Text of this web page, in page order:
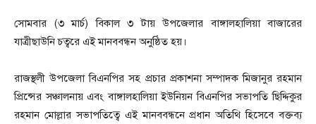
সোমবার (৩ মার্চ) বিকাল ৩ টায় উপজেলার বাঙ্গালহালিয়া বাজারের
যাত্রীছাউনি চত্বরে এই মানববন্ধন অনুষ্ঠিত হয়।
রাজস্থলী উপজেলা বিএনপির সহ প্রচার প্রকাশনা সম্পাদক মিজানুর রহমান
প্রিন্সের সঞ্চালনায় এবং বাঙ্গালহালিয়া ইউনিয়ন বিএনপির সভাপতি ছিদ্দিকুর
রহমান মোল্লার সভাপতিত্বে এই মানববন্ধনে প্রধান অতিথি হিসেবে বক্তব্য